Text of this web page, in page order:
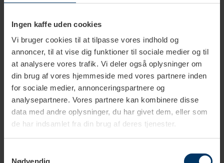
Ingen kaffe uden cookies
Vi bruger cookies til at tilpasse vores indhold og
annoncer, til at vise dig funktioner til sociale medier og til
at analysere vores trafik. Vi deler også oplysninger om
din brug af vores hjemmeside med vores partnere inden
for sociale medier, annonceringspartnere og
analysepartnere. Vores partnere kan kombinere disse
data med andre oplysninger, du har givet dem, eller som
de har indsamlet fra din brug af deres tjenester.
Nødvendig
1-2 hverdage
Bonamat Skålfiltre 250 stk
46,95 DKK
1-2 hverdage
Bonamat Kaffekande
159,95 DKK